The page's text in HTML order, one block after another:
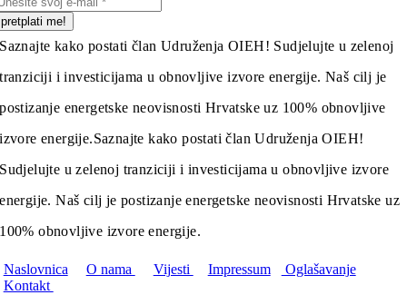
pretplati me!
Saznajte kako postati član Udruženja OIEH! Sudjelujte u zelenoj
tranziciji i investicijama u obnovljive izvore energije. Naš cilj je
postizanje energetske neovisnosti Hrvatske uz 100% obnovljive
izvore energije.Saznajte kako postati član Udruženja OIEH!
Sudjelujte u zelenoj tranziciji i investicijama u obnovljive izvore
energije. Naš cilj je postizanje energetske neovisnosti Hrvatske uz
100% obnovljive izvore energije.
Naslovnica O nama Vijesti Impressum
Oglašavanje
Kontakt